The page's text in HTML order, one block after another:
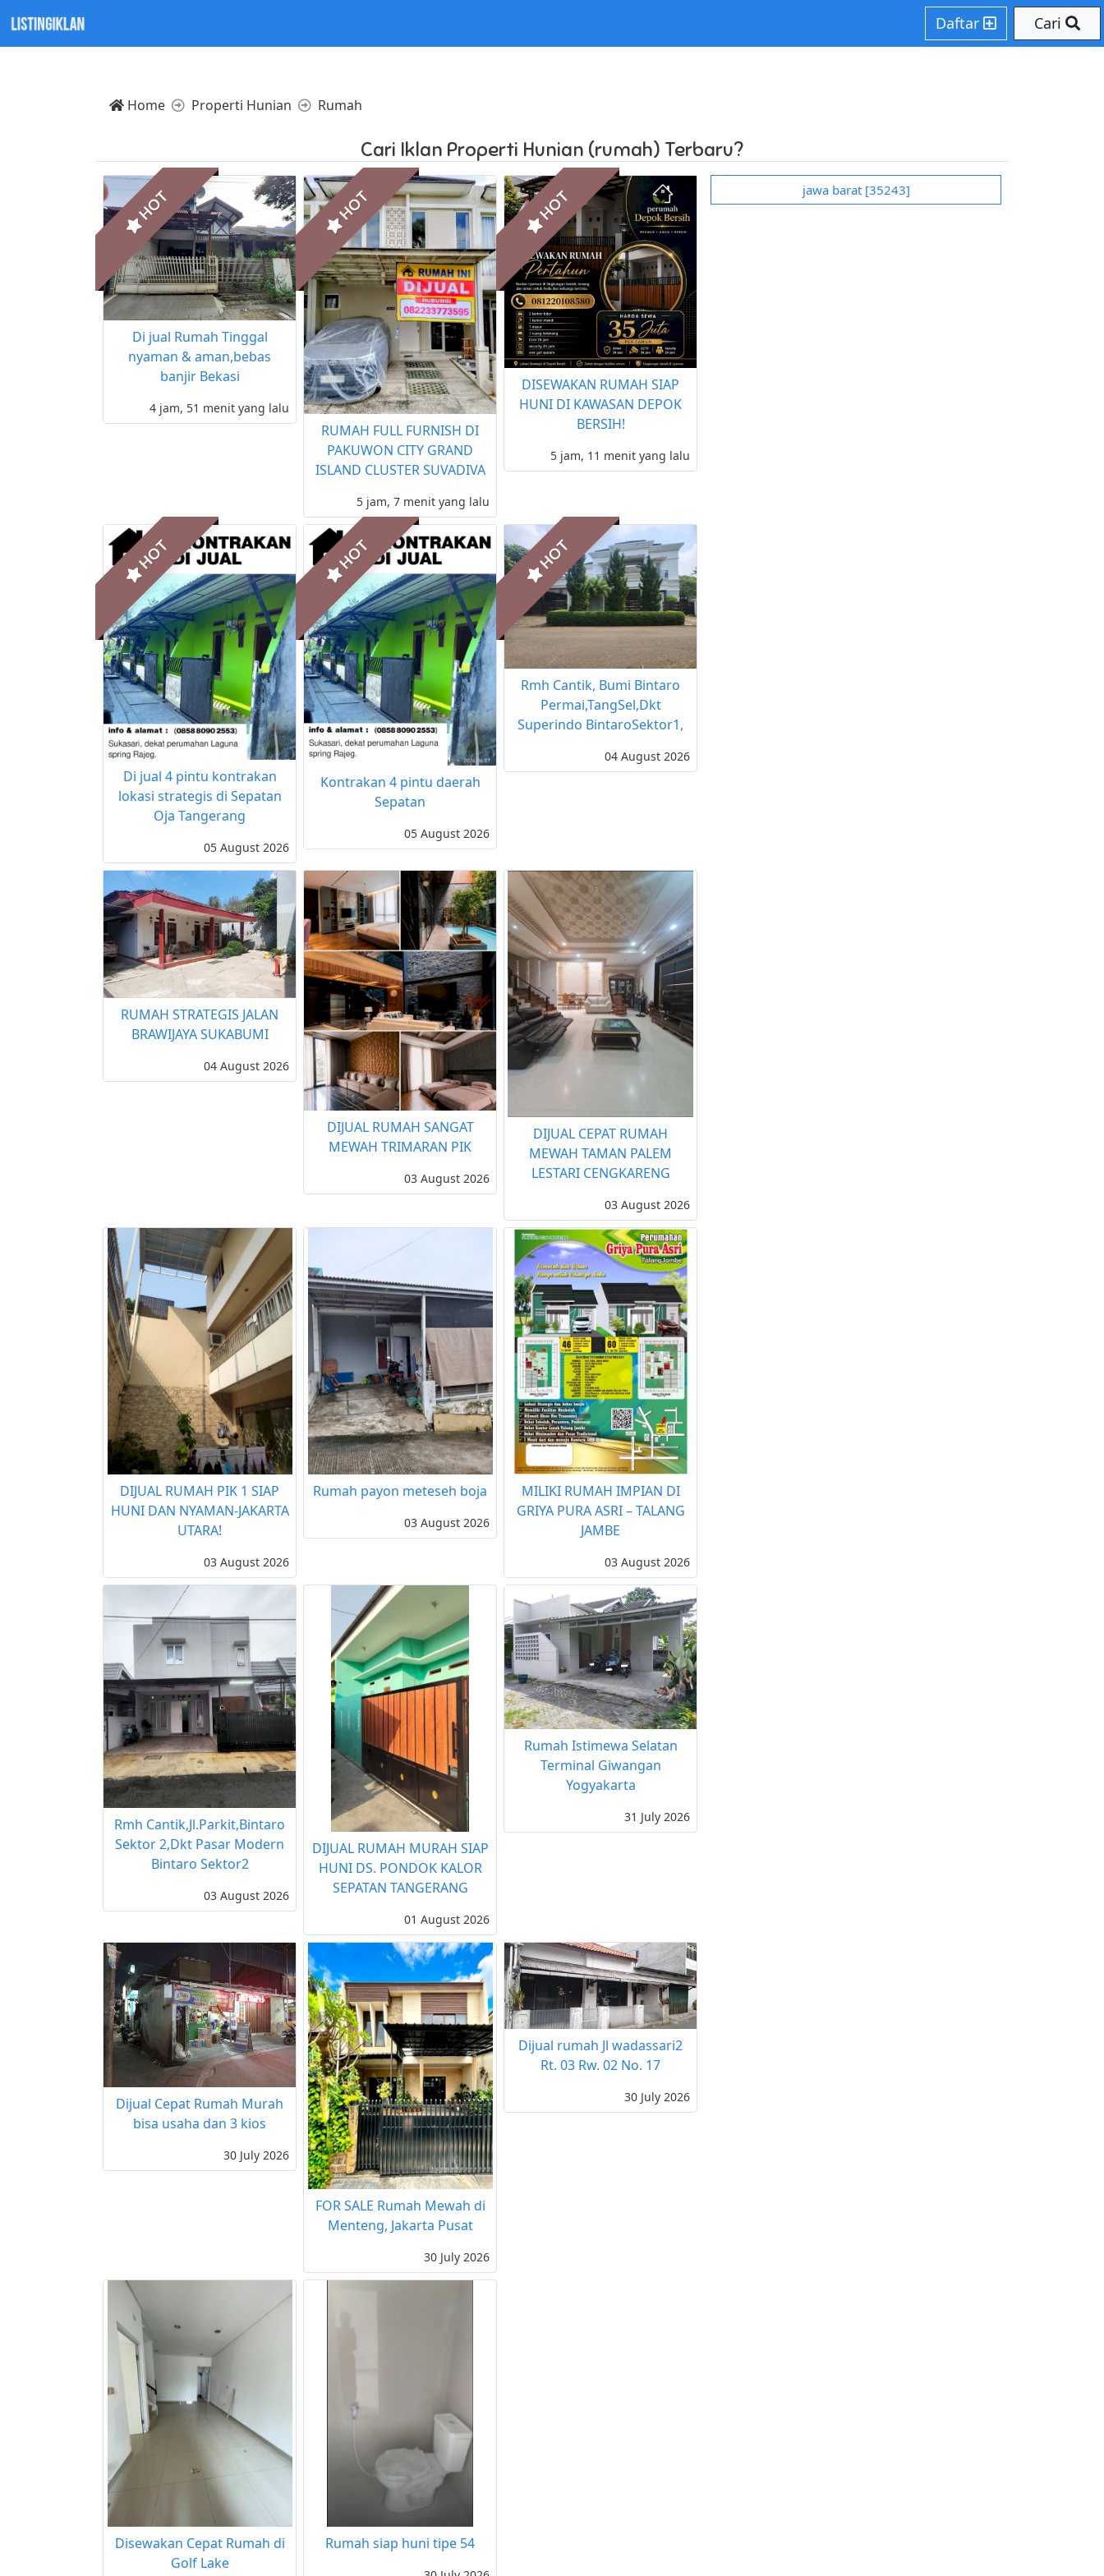
Daftar Cari
Home Properti Hunian Rumah
Cari Iklan Properti Hunian (rumah) Terbaru?
HOT
Di jual Rumah Tinggal
nyaman & aman,bebas
banjir Bekasi
4 jam, 51 menit yang lalu
HOT
RUMAH FULL FURNISH DI
PAKUWON CITY GRAND
ISLAND CLUSTER SUVADIVA
5 jam, 7 menit yang lalu
HOT
DISEWAKAN RUMAH SIAP
HUNI DI KAWASAN DEPOK
BERSIH!
5 jam, 11 menit yang lalu
HOT
Di jual 4 pintu kontrakan
lokasi strategis di Sepatan
Oja Tangerang
05 August 2026
HOT
Kontrakan 4 pintu daerah
Sepatan
05 August 2026
HOT
Rmh Cantik, Bumi Bintaro
Permai,TangSel,Dkt
Superindo BintaroSektor1,
04 August 2026
RUMAH STRATEGIS JALAN
BRAWIJAYA SUKABUMI
04 August 2026
DIJUAL RUMAH SANGAT
MEWAH TRIMARAN PIK
03 August 2026
DIJUAL CEPAT RUMAH
MEWAH TAMAN PALEM
LESTARI CENGKARENG
03 August 2026
DIJUAL RUMAH PIK 1 SIAP
HUNI DAN NYAMAN-JAKARTA
UTARA!
03 August 2026
Rumah payon meteseh boja
03 August 2026
MILIKI RUMAH IMPIAN DI
GRIYA PURA ASRI – TALANG
JAMBE
03 August 2026
Rmh Cantik,Jl.Parkit,Bintaro
Sektor 2,Dkt Pasar Modern
Bintaro Sektor2
03 August 2026
DIJUAL RUMAH MURAH SIAP
HUNI DS. PONDOK KALOR
SEPATAN TANGERANG
01 August 2026
Rumah Istimewa Selatan
Terminal Giwangan
Yogyakarta
31 July 2026
Dijual Cepat Rumah Murah
bisa usaha dan 3 kios
30 July 2026
FOR SALE Rumah Mewah di
Menteng, Jakarta Pusat
30 July 2026
Dijual rumah Jl wadassari2
Rt. 03 Rw. 02 No. 17
30 July 2026
Disewakan Cepat Rumah di
Golf Lake
Rumah siap huni tipe 54
jawa barat [35243]